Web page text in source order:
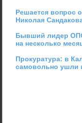
Решается вопрос
Николая
Бывший лидер
на несколько
Прокуратура: в
самовольно ушли